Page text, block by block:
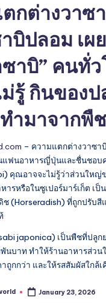
กต่างวาซ
บิปลอม เผ
ซาบิ” คนทั่
รู้ กินของ
ำมาจากพื
– ความแตกต่างวาซา
ฟนอาหารญี่ปุ่นและชื่นชอบ
คุณอาจจะไม่รู้ว่าส่วนใหญ่
ารหรือในซูเปอร์มาร์เก็ต เป็
ช (Horseradish) ที่ถูกปรับสี
japonica) เป็นพืชที่ปลูก
นบาท ทำให้ร้านอาหารส่วน
ถูกกว่า และให้รสสัมผัสใกล้เ
January 23, 2026